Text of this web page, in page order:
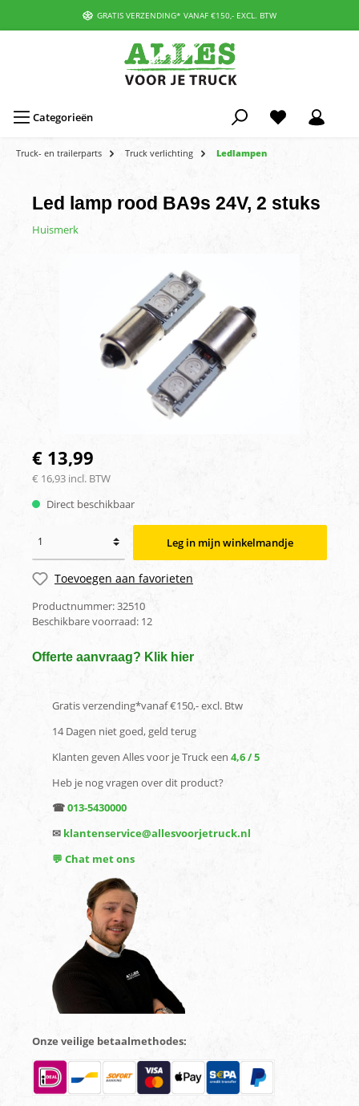
GRATIS VERZENDING* VANAF €150,- EXCL. BTW
Categorieën
Truck- en trailerparts Truck verlichting Ledlampen
Led lamp rood BA9s 24V, 2 stuks
Huismerk
€ 13,99
€ 16,93 incl. BTW
Direct beschikbaar
Leg in mijn winkelmandje
Toevoegen aan favorieten
Productnummer:32510
Beschikbare voorraad: 12
Offerte aanvraag? Klik hier
Gratis verzending*vanaf €150,- excl. Btw
14 Dagen niet goed, geld terug
Klanten geven Alles voor je Truck een 4,6 / 5
Heb je nog vragen over dit product?
☎013-5430000
✉ klantenservice@allesvoorjetruck.nl
💬 Chat met ons
Onze veilige betaalmethodes: